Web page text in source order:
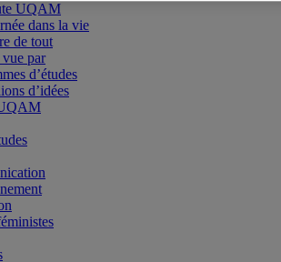
UQAM
dans la vie
de tout
par
d’études
d’idées